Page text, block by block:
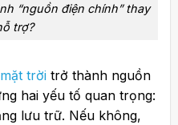
“nguồn điện chính” thay
trợ?
trờitrở thành nguồn
hai yếu tố quan trọng:
lưu trữ. Nếu không,